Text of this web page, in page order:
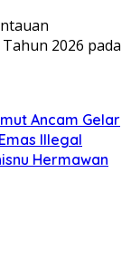
2026 pada
Ancam Gelar
Illegal
Hermawan